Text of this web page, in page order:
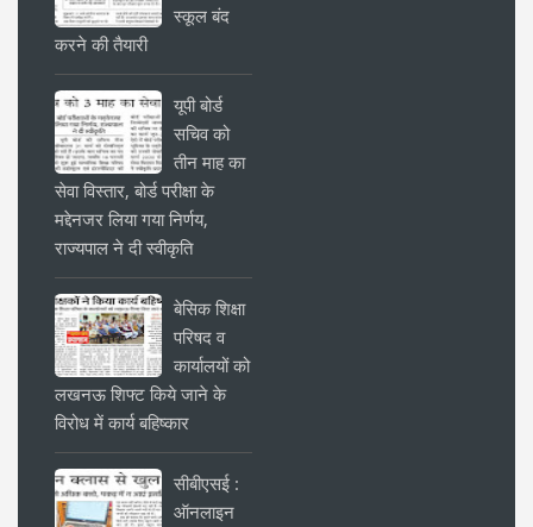
स्कूल बंद
करने की तैयारी
यूपी बोर्ड
सचिव को
तीन माह का
सेवा विस्तार, बोर्ड परीक्षा के
मद्देनजर लिया गया निर्णय,
राज्यपाल ने दी स्वीकृति
बेसिक शिक्षा
परिषद व
कार्यालयों को
लखनऊ शिफ्ट किये जाने के
विरोध में कार्य बहिष्कार
सीबीएसई :
ऑनलाइन